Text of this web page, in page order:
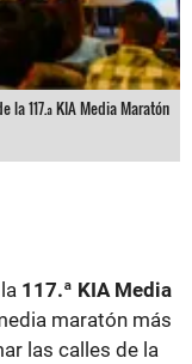
117.ª KIA Media Maratón
117.ª KIA Media
maratón más
las calles de la